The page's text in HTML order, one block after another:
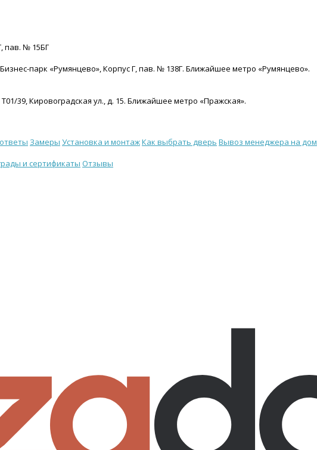
пав. № 15БГ
парк «Румянцево», Корпус Г, пав. № 138Г. Ближайшее метро «Румянцево».
39, Кировоградская ул., д. 15. Ближайшее метро «Пражская».
Замеры Установка и монтажКак выбрать дверь Вывоз менеджера на дом
и сертификаты Отзывы